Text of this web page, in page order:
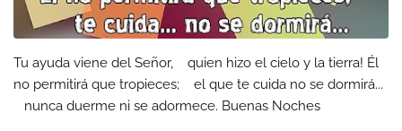
Tu ayuda viene del Señor, quien hizo el cielo y la tierra! Él
no permitirá que tropieces; el que te cuida no se dormirá...
nunca duerme ni se adormece. Buenas Noches